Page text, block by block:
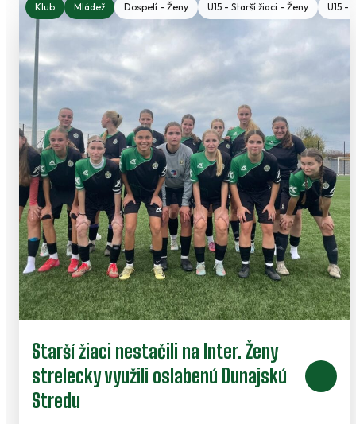
Klub Mládež Dospelí - Ženy U15 - Starší žiaci - Ženy U15 -
Starší žiaci nestačili na Inter. Ženy
strelecky využili oslabenú Dunajskú
Stredu